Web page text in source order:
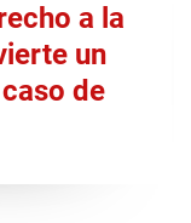
a la
un
de